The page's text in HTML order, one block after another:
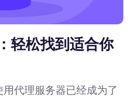
轻松找到适合你
代理服务器已经成为了